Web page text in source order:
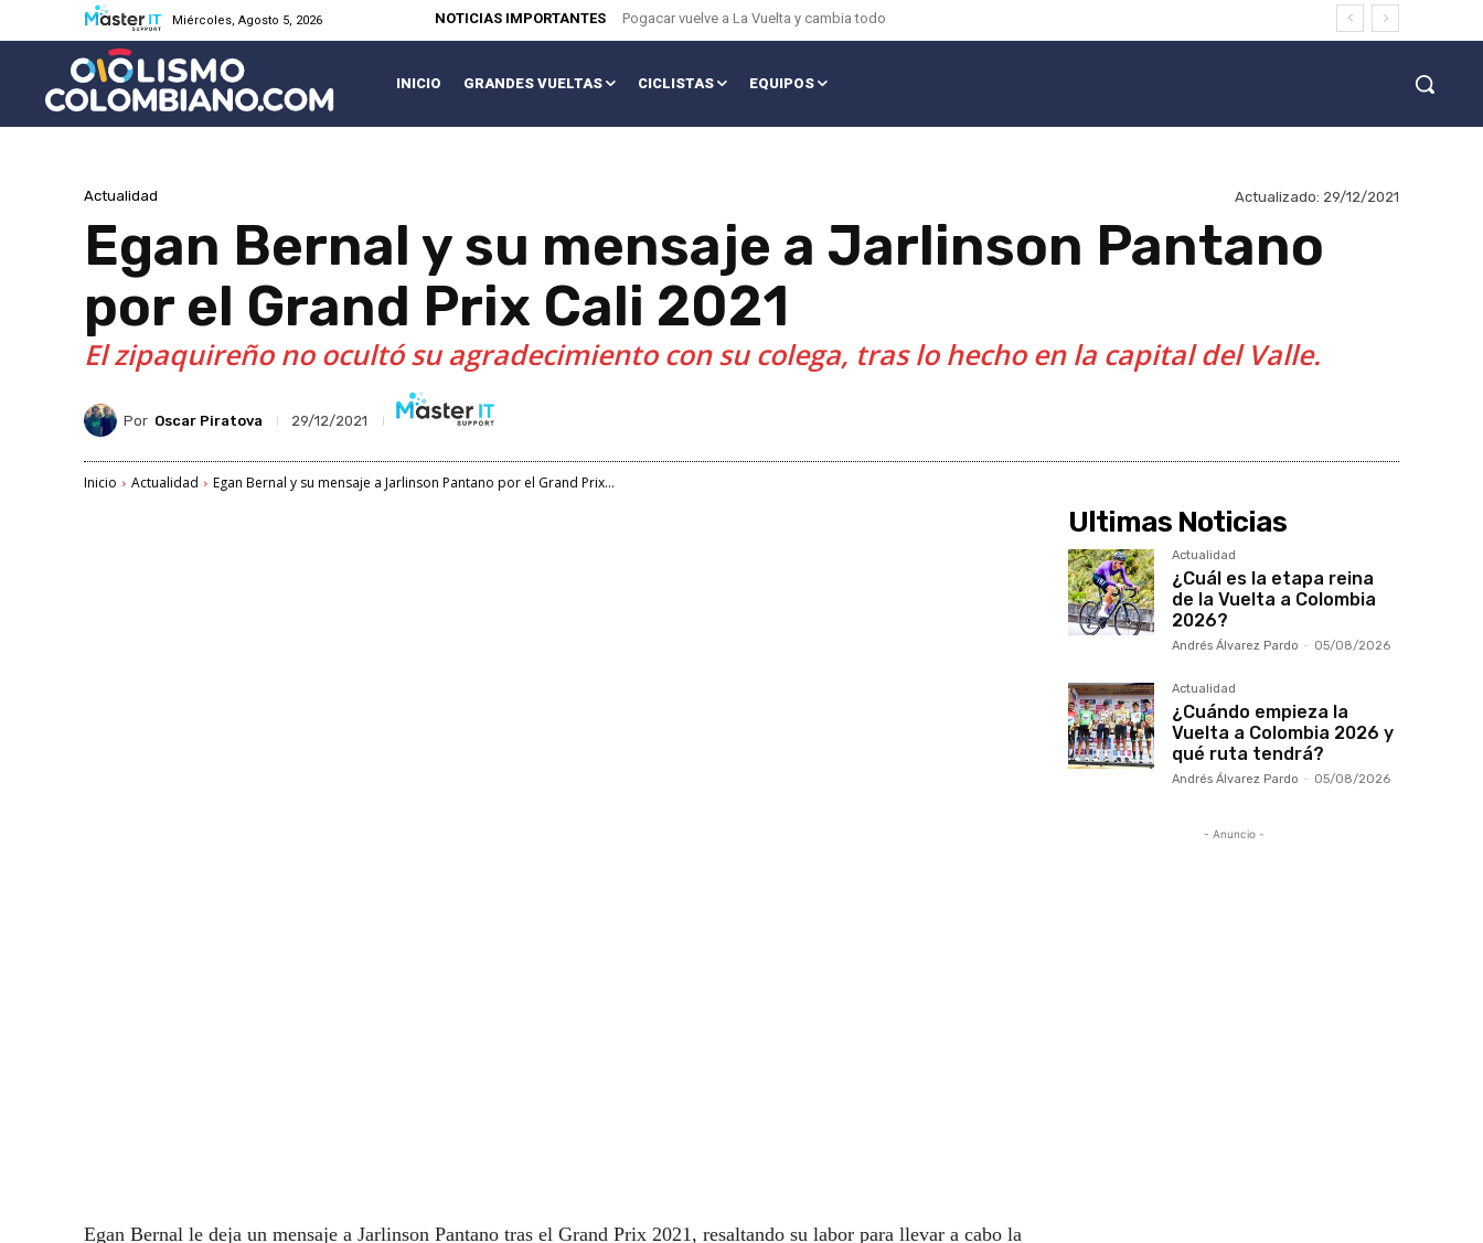
Miércoles, Agosto 5, 2026 NOTICIAS IMPORTANTES Pogacar vuelve a La Vuelta y cambia todo
INICIO GRANDES VUELTAS CICLISTAS EQUIPOS
Actualidad Actualizado: 29/12/2021
Egan Bernal y su mensaje a Jarlinson Pantano
por el Grand Prix Cali 2021
El zipaquireño no ocultó su agradecimiento con su colega, tras lo hecho en la capital del Valle.
Por Oscar Piratova 29/12/2021
Inicio Actualidad Egan Bernal y su mensaje a Jarlinson Pantano por el Grand Prix...
Egan Bernal le deja un mensaje a Jarlinson Pantano tras el Grand Prix 2021, resaltando su labor para llevar a cabo la
Ultimas Noticias
Actualidad
¿Cuál es la etapa reina
de la Vuelta a Colombia
2026?
Andrés Álvarez Pardo - 05/08/2026
Actualidad
¿Cuándo empieza la
Vuelta a Colombia 2026 y
qué ruta tendrá?
Andrés Álvarez Pardo - 05/08/2026
- Anuncio -